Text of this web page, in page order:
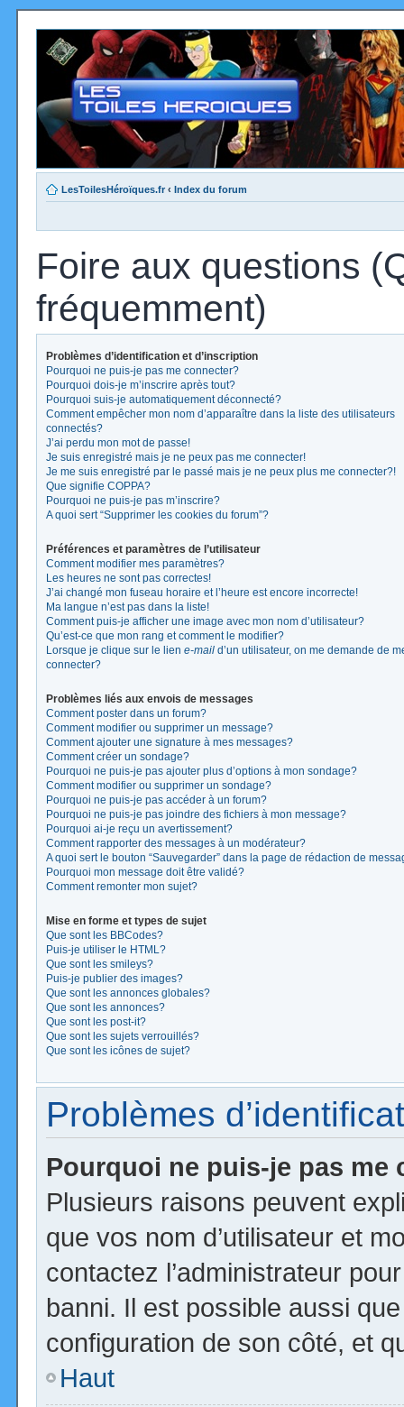
LesToilesHéroïques.fr ‹ Index du forum
Foire aux questions
fréquemment)
Problèmes d’identification et d’inscription
Pourquoi ne puis-je pas me connecter?
Pourquoi dois-je m’inscrire après tout?
Pourquoi suis-je automatiquement déconnecté?
Comment empêcher mon nom d’apparaître dans la liste des utilisateurs
connectés?
J’ai perdu mon mot de passe!
Je suis enregistré mais je ne peux pas me connecter!
Je me suis enregistré par le passé mais je ne peux plus me connecter?!
Que signifie COPPA?
Pourquoi ne puis-je pas m’inscrire?
A quoi sert “Supprimer les cookies du forum”?
Préférences et paramètres de l’utilisateur
Comment modifier mes paramètres?
Les heures ne sont pas correctes!
J’ai changé mon fuseau horaire et l’heure est encore incorrecte!
Ma langue n’est pas dans la liste!
Comment puis-je afficher une image avec mon nom d’utilisateur?
Qu’est-ce que mon rang et comment le modifier?
Lorsque je clique sur le lien e-mail d’un utilisateur, on me demande de
connecter?
Problèmes liés aux envois de messages
Comment poster dans un forum?
Comment modifier ou supprimer un message?
Comment ajouter une signature à mes messages?
Comment créer un sondage?
Pourquoi ne puis-je pas ajouter plus d’options à mon sondage?
Comment modifier ou supprimer un sondage?
Pourquoi ne puis-je pas accéder à un forum?
Pourquoi ne puis-je pas joindre des fichiers à mon message?
Pourquoi ai-je reçu un avertissement?
Comment rapporter des messages à un modérateur?
A quoi sert le bouton “Sauvegarder” dans la page de rédaction de
Pourquoi mon message doit être validé?
Comment remonter mon sujet?
Mise en forme et types de sujet
Que sont les BBCodes?
Puis-je utiliser le HTML?
Que sont les smileys?
Puis-je publier des images?
Que sont les annonces globales?
Que sont les annonces?
Que sont les post-it?
Que sont les sujets verrouillés?
Que sont les icônes de sujet?
Problèmes
Pourquoi ne puis-je pas me
Plusieurs raisons peuvent
que vos nom d’utilisateur et
contactez l’administrateur
banni. Il est possible aussi
configuration de son côté, et
Haut